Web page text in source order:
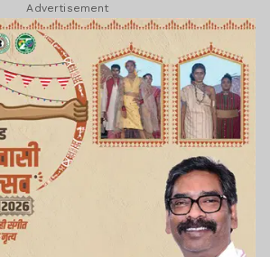
Advertisement